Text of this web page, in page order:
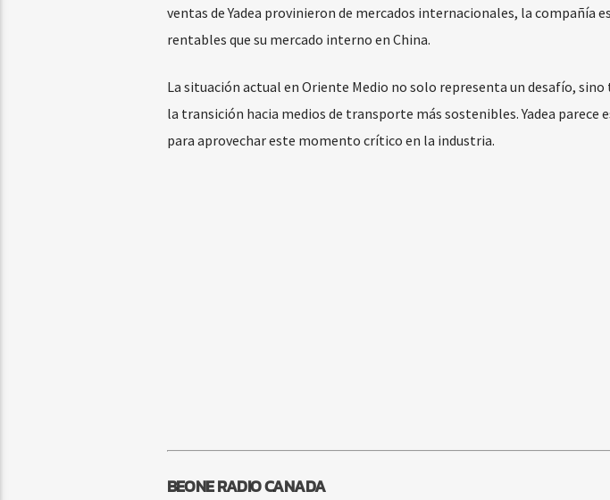
ventas de Yadea provinieron de mercados internacionales, la compañía
rentables que su mercado interno en China.
La situación actual en Oriente Medio no solo representa un desafío,
la transición hacia medios de transporte más sostenibles. Yadea
para aprovechar este momento crítico en la industria.
BEONE RADIO CANADA